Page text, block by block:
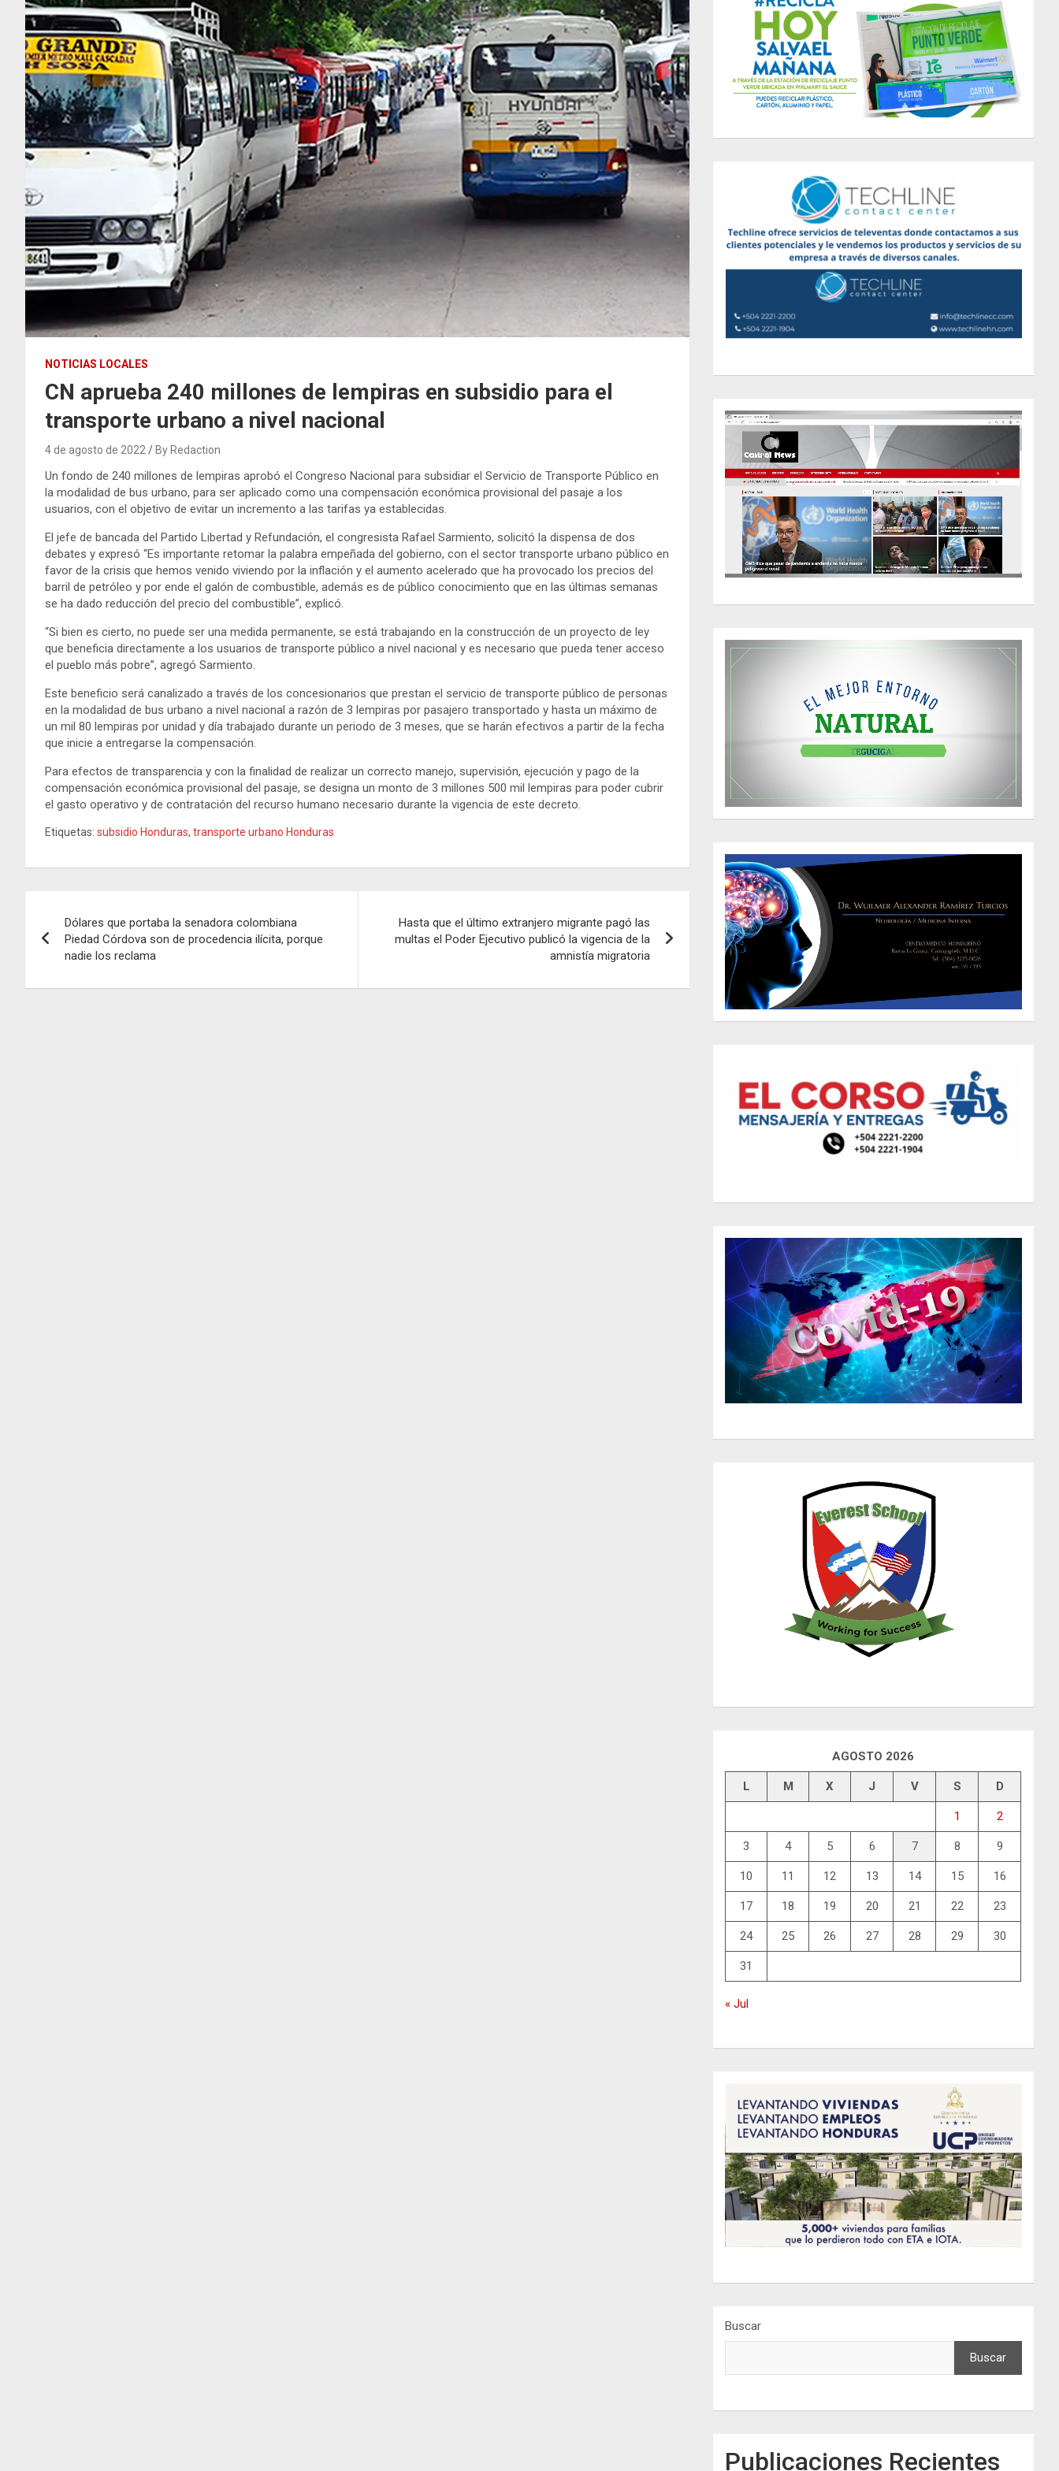
NOTICIAS LOCALES
CN aprueba 240 millones de lempiras en subsidio para el
transporte urbano a nivel nacional
4 de agosto de 2022 By Redaction
Un fondo de 240 millones de lempiras aprobó el Congreso Nacional para subsidiar el Servicio de Transporte Público en
la modalidad de bus urbano, para ser aplicado como una compensación económica provisional del pasaje a los
usuarios, con el objetivo de evitar un incremento a las tarifas ya establecidas.
El jefe de bancada del Partido Libertad y Refundación, el congresista Rafael Sarmiento, solicitó la dispensa de dos
debates y expresó “Es importante retomar la palabra empeñada del gobierno, con el sector transporte urbano público en
favor de la crisis que hemos venido viviendo por la inflación y el aumento acelerado que ha provocado los precios del
barril de petróleo y por ende el galón de combustible, además es de público conocimiento que en las últimas semanas
se ha dado reducción del precio del combustible”, explicó.
“Si bien es cierto, no puede ser una medida permanente, se está trabajando en la construcción de un proyecto de ley
que beneficia directamente a los usuarios de transporte público a nivel nacional y es necesario que pueda tener acceso
el pueblo más pobre”, agregó Sarmiento.
Este beneficio será canalizado a través de los concesionarios que prestan el servicio de transporte público de personas
en la modalidad de bus urbano a nivel nacional a razón de 3 lempiras por pasajero transportado y hasta un máximo de
un mil 80 lempiras por unidad y día trabajado durante un periodo de 3 meses, que se harán efectivos a partir de la fecha
que inicie a entregarse la compensación.
Para efectos de transparencia y con la finalidad de realizar un correcto manejo, supervisión, ejecución y pago de la
compensación económica provisional del pasaje, se designa un monto de 3 millones 500 mil lempiras para poder cubrir
el gasto operativo y de contratación del recurso humano necesario durante la vigencia de este decreto.
Etiquetas: subsidio Honduras, transporte urbano Honduras
de
Dólares que portaba la senadora colombiana
Piedad Córdova son de procedencia ilícita, porque
nadie los reclama
Hasta que el último extranjero migrante pagó las
multas el Poder Ejecutivo publicó la vigencia de la
amnistía migratoria
AGOSTO 2026
L M X J V S D
1 2
3 4 5 6 7 8 9
10 11 12 13 14 15 16
17 18 19 20 21 22 23
24 25 26 27 28 29 30
31
« Jul
Buscar
Buscar
Publicaciones Recientes